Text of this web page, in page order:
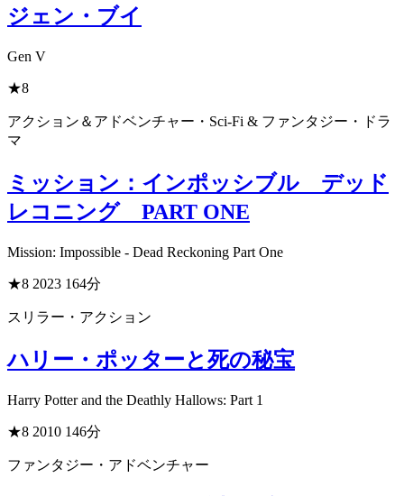
ジェン・ブイ
Gen V
★8
アクション＆アドベンチャー・Sci-Fi & ファンタジー・ドラ
マ
ミッション：インポッシブル デッド
レコニング PART ONE
Mission: Impossible - Dead Reckoning Part One
★8 2023 164分
スリラー・アクション
ハリー・ポッターと死の秘宝
Harry Potter and the Deathly Hallows: Part 1
★8 2010 146分
ファンタジー・アドベンチャー